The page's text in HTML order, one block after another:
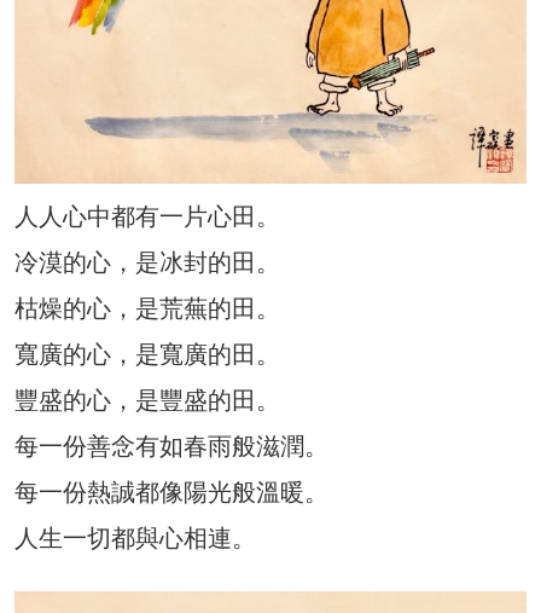
人人心中都有一片心田。
冷漠的心，是冰封的田。
枯燥的心，是荒蕪的田。
寬廣的心，是寬廣的田。
豐盛的心，是豐盛的田。
每一份善念有如春雨般滋潤。
每一份熱誠都像陽光般溫暖。
人生一切都與心相連。